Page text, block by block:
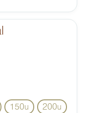
150u 200u